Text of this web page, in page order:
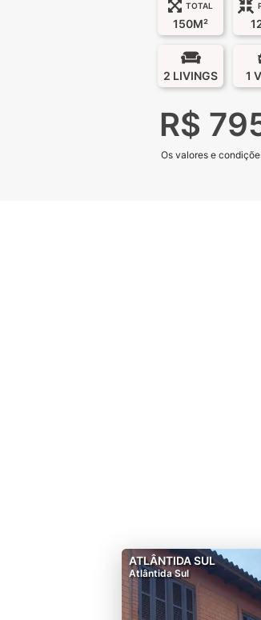
TOTAL
150M²
2 LIVINGS 1
R$
Os valores e
ATLÂNTIDA SUL
Atlântida Sul